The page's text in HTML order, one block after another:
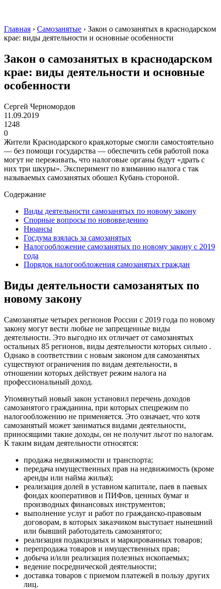
Главная › Самозанятые › Закон о самозанятых в краснодарском
крае: виды деятельности и основные особенности
Закон о самозанятых в краснодарском
крае: виды деятельности и основные
особенности
Сергей Черномордов
11.09.2019
1248
0
Жители Краснодарского края,которые смогли самостоятельно
— без помощи государства — обеспечить себя работой пока
могут не переживать, что налоговые органы будут «драть с
них три шкуры». Эксперимент по взиманию налога с так
называемых самозанятых обошел Кубань стороной.
Содержание
Виды деятельности самозанятых по новому закону
Спорные вопросы по нововведению
Нюансы
Госдума взялась за самозанятых
Налогообложение самозанятых по новому закону с 2019
года
Порядок налогообложения самозанятых граждан
Виды деятельности самозанятых по
новому закону
Самозанятые четырех регионов России с 2019 года по новому
закону могут вести любые не запрещенные виды
деятельности. Это выгодно их отличает от самозанятых
остальных 85 регионов, виды деятельности которых сильно .
Однако в соответствии с новым законом для самозанятых
существуют ограничения по видам деятельности, в
отношении которых действует режим налога на
профессиональный доход.
Упомянутый новый закон установил перечень доходов
самозанятого гражданина, при которых спецрежим по
налогообложению не применяется. Это означает, что хотя
самозанятый может заниматься видами деятельности,
приносящими такие доходы, он не получит льгот по налогам.
К таким видам деятельности относятся:
продажа недвижимости и транспорта;
передача имущественных прав на недвижимость (кроме
аренды или найма жилья);
реализация долей в уставном капитале, паев в паевых
фондах кооперативов и ПИФов, ценных бумаг и
производных финансовых инструментов;
выполнение услуг и работ по гражданско-правовым
договорам, в которых заказчиком выступает нынешний
или бывший работодатель самозанятого;
реализация подакцизных и маркированных товаров;
перепродажа товаров и имущественных прав;
добыча и/или реализация полезных ископаемых;
ведение посреднической деятельности;
доставка товаров с приемом платежей в пользу других
лиц.